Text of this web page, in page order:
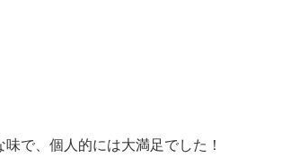
で、個人的には大満足でした！